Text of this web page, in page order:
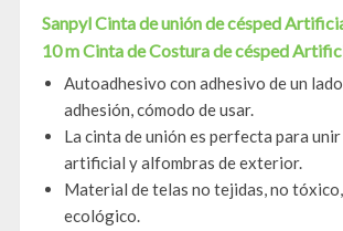
Sanpyl Cinta de unión de césped
10 m Cinta de Costura de césped
Autoadhesivo con adhesivo de un
adhesión, cómodo de usar.
La cinta de unión es perfecta para unir
artificial y alfombras de exterior.
Material de telas no tejidas, no
ecológico.